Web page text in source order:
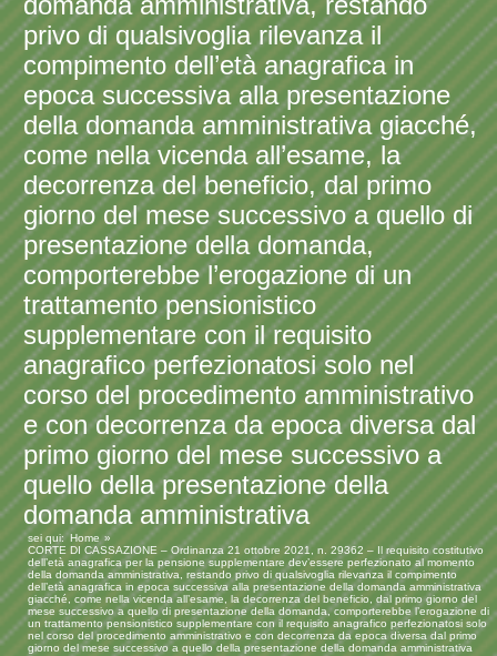
privo di qualsivoglia rilevanza il
compimento dell’età anagrafica in
epoca successiva alla presentazione
della domanda amministrativa giacché,
come nella vicenda all’esame, la
decorrenza del beneficio, dal primo
giorno del mese successivo a quello di
presentazione della domanda,
comporterebbe l’erogazione di un
trattamento pensionistico
supplementare con il requisito
anagrafico perfezionatosi solo nel
corso del procedimento amministrativo
e con decorrenza da epoca diversa dal
primo giorno del mese successivo a
quello della presentazione della
domanda amministrativa
sei qui:
Home
CORTE DI CASSAZIONE – Ordinanza 21 ottobre 2021, n. 29362 – Il requisito costitutivo
dell’età anagrafica per la pensione supplementare dev’essere perfezionato al momento
della domanda amministrativa, restando privo di qualsivoglia rilevanza il compimento
dell’età anagrafica in epoca successiva alla presentazione della domanda amministrativa
giacché, come nella vicenda all’esame, la decorrenza del beneficio, dal primo giorno del
mese successivo a quello di presentazione della domanda, comporterebbe l’erogazione di
un trattamento pensionistico supplementare con il requisito anagrafico perfezionatosi solo
nel corso del procedimento amministrativo e con decorrenza da epoca diversa dal primo
giorno del mese successivo a quello della presentazione della domanda amministrativa